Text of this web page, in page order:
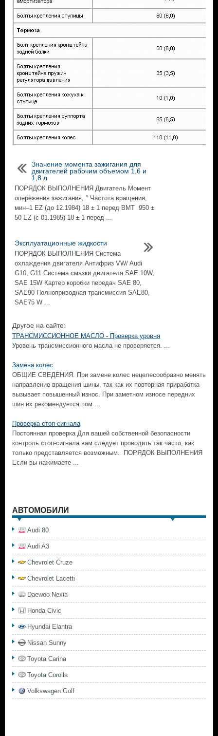
Значение момента зажигания для
двигателей рабочим объемом 1,6 и
1,8 л
ПОРЯДОК ВЫПОЛНЕНИЯ Двигатель Момент
опережения зажигания, ° Частота вращения,
мин–1 EZ (до 12.1984) 18 ± 1 перед ВМТ 950 ±
50 EZ (с 01.1985) 18 ± 1 перед ...
Эксплуатационные жидкости
ПОРЯДОК ВЫПОЛНЕНИЯ Система
охлаждения двигателя Антифриз VW/ Audi
G10, G11 Система смазки двигателя SAE 10W,
SAE 15W Картер коробки передач SAE 80,
SAE90 Полноприводная трансмиссия SAE80,
SAE75 W ...
Другое на сайте:
ТРАНСМИССИОННОЕ МАСЛО - Проверка уровня
Уровень трансмиссионного масла не проверяется. ...
Замена колес
ОБЩИЕ СВЕДЕНИЯ. При замене колес нецелесообразно менять
направление вращения шины, так как их повторная приработка
вызывает повышенный износ. При заметном износе передних
шин их рекомендуется пом ...
Проверка стоп-сигнала
Постоянная проверка Для вашей собственной безопасности
контроль стоп-сигнала вам следует проводить так часто, как
только представляется возможным. ПОРЯДОК ВЫПОЛНЕНИЯ
Если вы нажимаете ...
АВТОМОБИЛИ
Audi 80
Audi A3
Chevrolet Cruze
Chevrolet Lacetti
Daewoo Nexia
Honda Civic
Hyundai Elantra
Nissan Sunny
Toyota Carina
Toyota Corolla
Volkswagen Golf